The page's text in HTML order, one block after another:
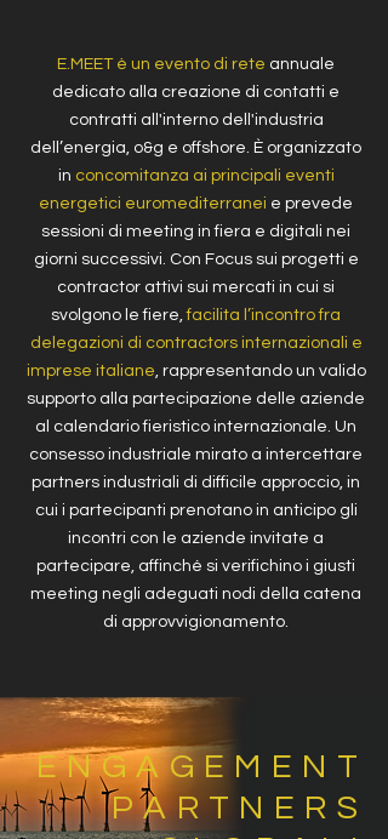
E.MEET è un evento di rete annuale
dedicato alla creazione di contatti e
contratti all'interno dell'industria
dell’energia, o&g e offshore. È organizzato
in concomitanza ai principali eventi
energetici euromediterranei e prevede
sessioni di meeting in fiera e digitali nei
giorni successivi. Con Focus sui progetti e
contractor attivi sui mercati in cui si
svolgono le fiere,facilita l’incontro fra
delegazioni di contractors internazionali e
imprese italiane, rappresentando un valido
supporto alla partecipazione delle aziende
al calendario fieristico internazionale. Un
consesso industriale mirato a intercettare
partners industriali di difficile approccio, in
cui i partecipanti prenotano in anticipo gli
incontri con le aziende invitate a
partecipare, affinché si verifichino i giusti
meeting negli adeguati nodi della catena
di approvvigionamento.
ENGAGEMENT
PARTNERS